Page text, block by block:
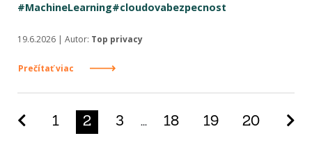
#MachineLearning#cloudovabezpecnost
19.6.2026 | Autor: Top privacy
Prečítať viac
Predchádzajúca strana
1 2 3 ... 18 19 20